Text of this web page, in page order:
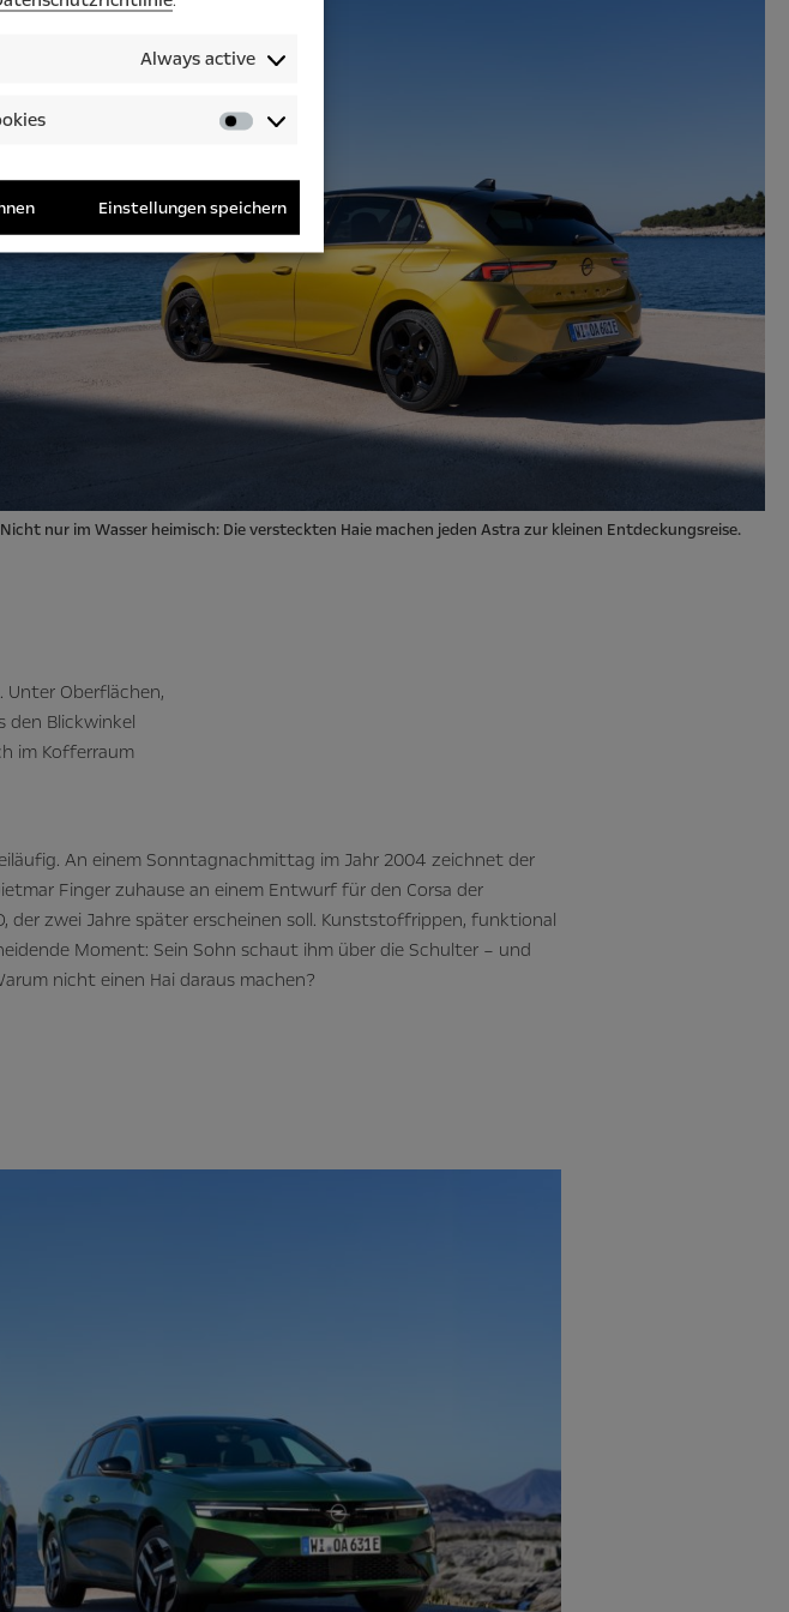
Always active
Audience-
/Tracking-
Cookies
Einstellungen speichern
Nicht nur im Wasser heimisch: Die versteckten Haie machen jeden Astra zur kleinen Entdeckungsreise.
Unter Oberflächen,
den Blickwinkel
im Kofferraum
An einem Sonntagnachmittag im Jahr 2004 zeichnet der
Finger zuhause an einem Entwurf für den Corsa der
der zwei Jahre später erscheinen soll. Kunststoffrippen, funktional
Moment: Sein Sohn schaut ihm über die Schulter – und
nicht einen Hai daraus machen?